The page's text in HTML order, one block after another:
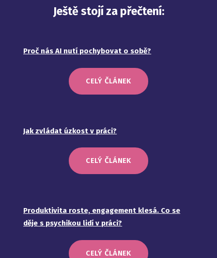
Ještě stojí za přečtení:
Proč nás AI nutí pochybovat o sobě?
CELÝ ČLÁNEK
Jak zvládat úzkost v práci?
CELÝ ČLÁNEK
Produktivita roste, engagement klesá. Co se
děje s psychikou lidí v práci?
CELÝ ČLÁNEK